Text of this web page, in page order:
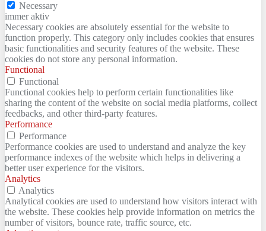
Necessary
immer aktiv
Necessary cookies are absolutely essential for the website to
function properly. This category only includes cookies that ensures
basic functionalities and security features of the website. These
cookies do not store any personal information.
Functional
Functional
Functional cookies help to perform certain functionalities like
sharing the content of the website on social media platforms, collect
feedbacks, and other third-party features.
Performance
Performance
Performance cookies are used to understand and analyze the key
performance indexes of the website which helps in delivering a
better user experience for the visitors.
Analytics
Analytics
Analytical cookies are used to understand how visitors interact with
the website. These cookies help provide information on metrics the
number of visitors, bounce rate, traffic source, etc.